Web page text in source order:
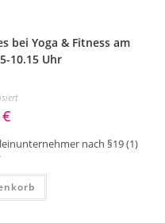
bei Yoga & Fitness am
10.15 Uhr
€
nach §19 (1)